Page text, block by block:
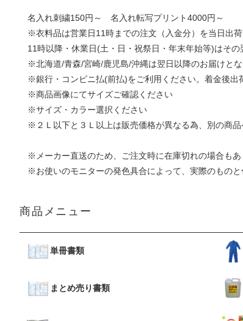
名入れ刺繍150円～ 名入れ転写プリント4000円～
※衣料品は営業日11時までの注文（入金分）を当日出
11時以降・休業日(土・日・祝祭日・年末年始等)はその
※北海道/青森/宮崎/鹿児島/沖縄は翌日以降のお届けと
※銀行・コンビニ払(前払)をご利用ください。着金後出
※商品画像にてサイズご確認ください
※サイズ・カラー選択ください
※２Ｌ以下と３Ｌ以上は販売価格が異なる為、別の商
※メーカー直送のため、ご注文時に在庫切れの場合も
※お使いのモニターの発色具合によって、実際のもの
商品メニュー
単冊書類
まとめ売り書類